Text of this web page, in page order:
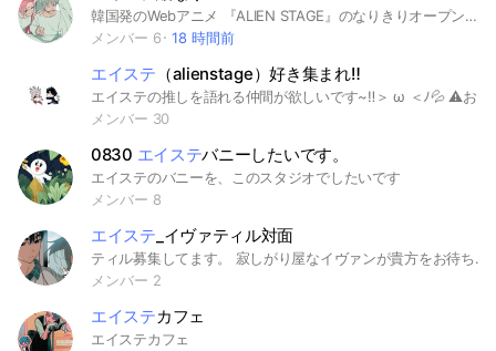
韓国発のWebアニメ 『ALIEN STAGE』のなりきりオープンチャットです。 何でもアリです。 パスワードは 1234 です。 嘘です。パスワードはありません。 好きなカプ選んでください。 #エイリアンステージ #エイステ #なりきり #也 #緩也
メンバー 6
18 時間前
エイステ （alienstage）好き集まれ‼️
メンバー 30
0830 エイステバニーしたいです。
エイステのバニーを、このスタジオでしたいです
メンバー 8
エイステ _イヴァティル対面
ティル募集してます。 寂しがり屋なイヴァンが貴方をお待ちしています。 #エイステ #エイリアンステージ #ティル #イヴァン
メンバー 2
エイステカフェ
エイステカフェ